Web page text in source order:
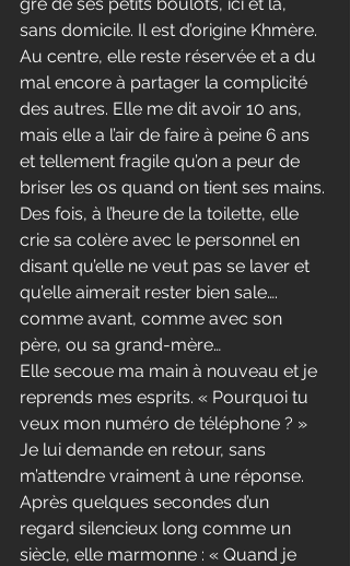
sans domicile. Il est d’origine Khmère.
Au centre, elle reste réservée et a du
mal encore à partager la complicité
des autres. Elle me dit avoir 10 ans,
mais elle a l’air de faire à peine 6 ans
et tellement fragile qu’on a peur de
briser les os quand on tient ses mains.
Des fois, à l’heure de la toilette, elle
crie sa colère avec le personnel en
disant qu’elle ne veut pas se laver et
qu’elle aimerait rester bien sale….
comme avant, comme avec son
père, ou sa grand-mère…
Elle secoue ma main à nouveau et je
reprends mes esprits. « Pourquoi tu
veux mon numéro de téléphone ? »
Je lui demande en retour, sans
m’attendre vraiment à une réponse.
Après quelques secondes d’un
regard silencieux long comme un
siècle, elle marmonne : « Quand je